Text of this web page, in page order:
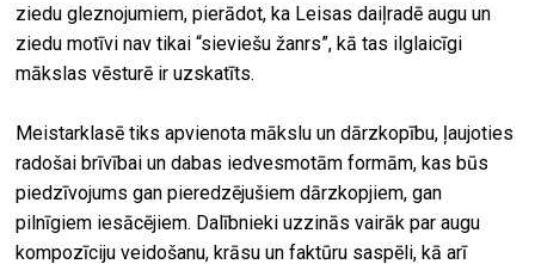
ziedu gleznojumiem, pierādot, ka Leisas daiļradē augu un
ziedu motīvi nav tikai “sieviešu žanrs”, kā tas ilglaicīgi
mākslas vēsturē ir uzskatīts.
Meistarklasē tiks apvienota mākslu un dārzkopību, ļaujoties
radošai brīvībai un dabas iedvesmotām formām, kas būs
piedzīvojums gan pieredzējušiem dārzkopjiem, gan
pilnīgiem iesācējiem. Dalībnieki uzzinās vairāk par augu
kompozīciju veidošanu, krāsu un faktūru saspēli, kā arī